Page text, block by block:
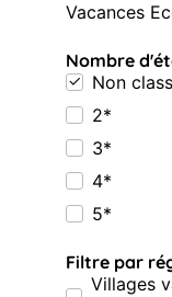
Vacances
Nombre
Non
2*
3*
4*
5*
Filtre par
Villages